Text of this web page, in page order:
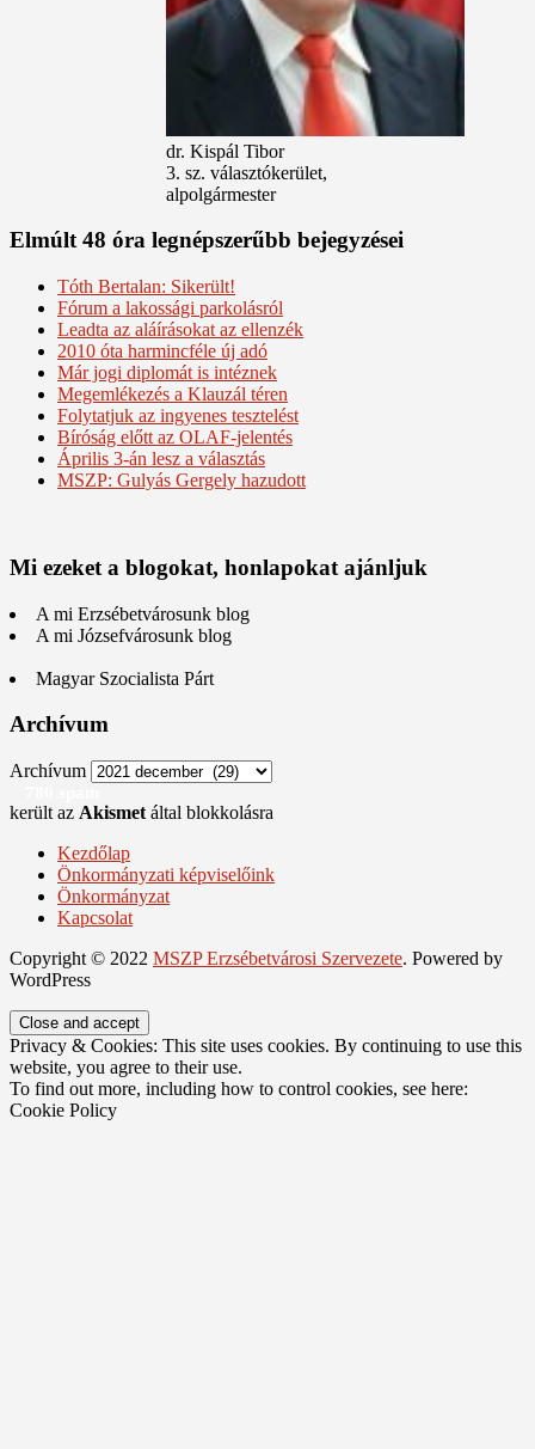
dr. Kispál Tibor
3. sz. választókerület,
alpolgármester
Elmúlt 48 óra legnépszerűbb bejegyzései
Tóth Bertalan: Sikerült!
Fórum a lakossági parkolásról
Leadta az aláírásokat az ellenzék
2010 óta harmincféle új adó
Már jogi diplomát is intéznek
Megemlékezés a Klauzál téren
Folytatjuk az ingyenes tesztelést
Bíróság előtt az OLAF-jelentés
Április 3-án lesz a választás
MSZP: Gulyás Gergely hazudott
Mi ezeket a blogokat, honlapokat ajánljuk
A mi Erzsébetvárosunk blog
A mi Józsefvárosunk blog
Magyar Szocialista Párt
Archívum
Archívum
került az Akismet által blokkolásra
Kezdőlap
Önkormányzati képviselőink
Önkormányzat
Kapcsolat
Copyright © 2022 MSZP Erzsébetvárosi Szervezete. Powered by
WordPress
Privacy & Cookies: This site uses cookies. By continuing to use this
website, you agree to their use.
To find out more, including how to control cookies, see here:
Cookie Policy